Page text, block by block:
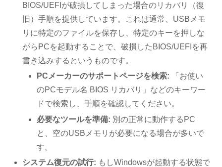
BIOS/UEFIが破損してしまった場合のリカバリ（復
旧）手順を提供しています。これは通常、USBメモ
リに特定のファイルを保存し、特定のキーを押しな
がらPCを起動することで、破損したBIOS/UEFIを再
書き込みするというものです。
PCメーカーのサポートページを検索: 「お使い
のPCモデル名 BIOS リカバリ」などのキーワー
ドで検索し、手順を確認してください。
必要なツールを準備: 別の正常に動作するPC
と、空のUSBメモリが必要になる場合が多いで
す。
システム復元の試行: もしWindowsが起動する状態で